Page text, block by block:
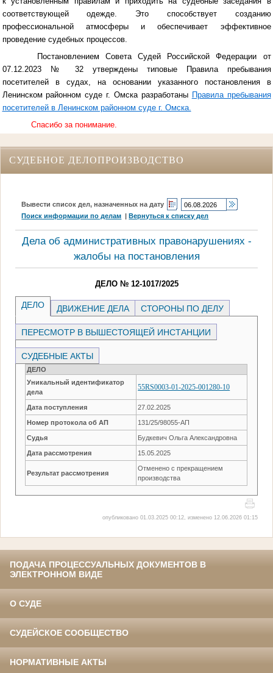
соответствующей одежде. Это способствует созданию
профессиональной атмосферы и обеспечивает эффективное
проведение судебных процессов.
Постановлением Совета Судей Российской Федерации от
07.12.2023 № 32 утверждены типовые Правила пребывания
посетителей в судах, на основании указанного постановления в
Ленинском районном суде г. Омска разработаны Правила пребывания
посетителей в Ленинском районном суде г. Омска.
Спасибо за понимание.
СУДЕБНОЕ ДЕЛОПРОИЗВОДСТВО
Вывести список дел, назначенных на дату
Поиск информации по делам
Вернуться к списку дел
Дела об административных правонарушениях -
жалобы на постановления
ДЕЛО № 12-1017/2025
ДЕЛО ДВИЖЕНИЕ ДЕЛА СТОРОНЫ ПО ДЕЛУ
ПЕРЕСМОТР В ВЫШЕСТОЯЩЕЙ ИНСТАНЦИИ
СУДЕБНЫЕ АКТЫ
ДЕЛО
Уникальный идентификатор
дела
55RS0003-01-2025-001280-10
Дата поступления 27.02.2025
Номер протокола об АП 131/25/98055-АП
Судья Будкевич Ольга Александровна
Дата рассмотрения 15.05.2025
Результат рассмотрения
Отменено с прекращением
производства
опубликовано 01.03.2025 00:12, изменено 12.06.2026 01:15
ПОДАЧА ПРОЦЕССУАЛЬНЫХ ДОКУМЕНТОВ В
ЭЛЕКТРОННОМ ВИДЕ
О СУДЕ
СУДЕЙСКОЕ СООБЩЕСТВО
НОРМАТИВНЫЕ АКТЫ